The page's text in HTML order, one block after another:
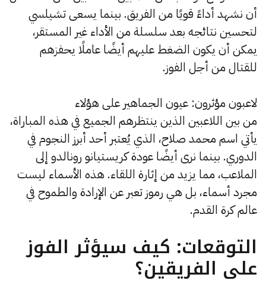
أن نشهد أداءً قويًا من الفريق. بينما يسعى تشيلسي
لتحسين نتائجه بعد سلسلة من الأداء غير المستقر،
يمكن أن يكون الضغط عليهم أيضًا عاملًا يحفزهم
للقتال من أجل الفوز.
لاعبون مؤثرون: عيون الجماهير على هؤلاء
من بين اللاعبين الذين ينتظرهم الجميع في هذه المباراة،
يأتي اسم محمد صلاح، الذي يُعتبر أحد أبرز النجوم في
الدوري. بينما نرى أيضًا عودة كريستيانو رونالدو إلى
الملاعب، مما يزيد من إثارة اللقاء. هذه الأسماء ليست
مجرد أسماء، بل هي رموز تعبر عن الإرادة والطموح في
عالم كرة القدم.
التوقعات: كيف سيؤثر الفوز
على الفريقين؟